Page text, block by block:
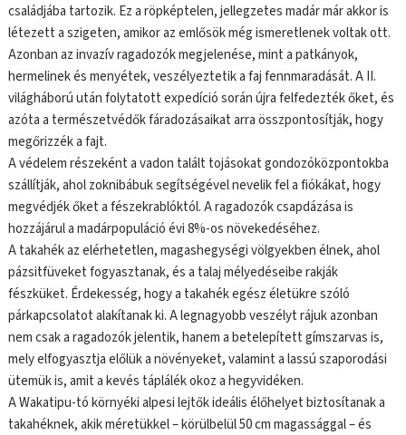
családjába tartozik. Ez a röpképtelen, jellegzetes madár már akkor is
létezett a szigeten, amikor az emlősök még ismeretlenek voltak ott.
Azonban az invazív ragadozók megjelenése, mint a patkányok,
hermelinek és menyétek, veszélyeztetik a faj fennmaradását. A II.
világháború után folytatott expedíció során újra felfedezték őket, és
azóta a természetvédők fáradozásaikat arra összpontosítják, hogy
megőrizzék a fajt.
A védelem részeként a vadon talált tojásokat gondozóközpontokba
szállítják, ahol zoknibábuk segítségével nevelik fel a fiókákat, hogy
megvédjék őket a fészekrablóktól. A ragadozók csapdázása is
hozzájárul a madárpopuláció évi 8%-os növekedéséhez.
A takahék az elérhetetlen, magashegységi völgyekben élnek, ahol
pázsitfüveket fogyasztanak, és a talaj mélyedéseibe rakják
fészküket. Érdekesség, hogy a takahék egész életükre szóló
párkapcsolatot alakítanak ki. A legnagyobb veszélyt rájuk azonban
nem csak a ragadozók jelentik, hanem a betelepített gímszarvas is,
mely elfogyasztja előlük a növényeket, valamint a lassú szaporodási
ütemük is, amit a kevés táplálék okoz a hegyvidéken.
A Wakatipu-tó környéki alpesi lejtők ideális élőhelyet biztosítanak a
takahéknek, akik méretükkel – körülbelül 50 cm magassággal – és